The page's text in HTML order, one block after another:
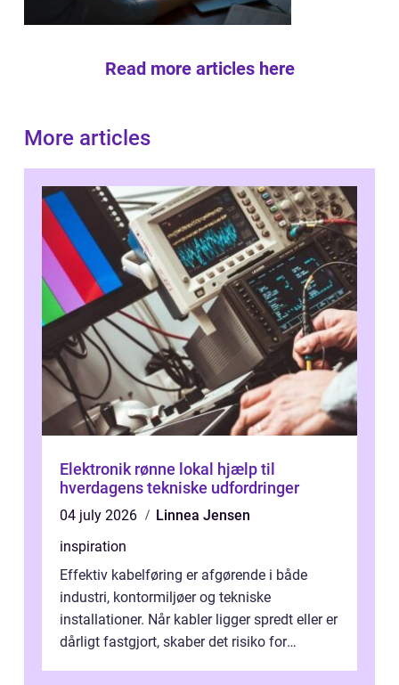
Read more articles here
More articles
Elektronik rønne lokal hjælp til
hverdagens tekniske udfordringer
04 july 2026
Linnea Jensen
inspiration
Effektiv kabelføring er afgørende i både
industri, kontormiljøer og tekniske
installationer. Når kabler ligger spredt eller er
dårligt fastgjort, skaber det risiko for